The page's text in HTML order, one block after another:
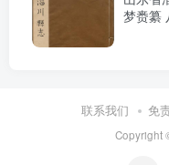
梦赉纂
联系我们 免
Copyright